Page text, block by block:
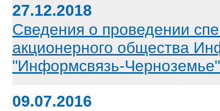
27.12.2018
Сведения о проведении
акционерного общества
"Информсвязь-Черноземье"
09.07.2016